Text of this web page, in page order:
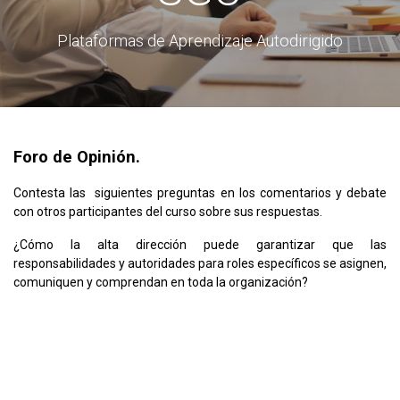
Plataformas de Aprendizaje Autodirigido
Foro de Opinión.
Contesta las siguientes preguntas en los comentarios y debate
con otros participantes del curso sobre sus respuestas.
¿Cómo la alta dirección puede garantizar que las
responsabilidades y autoridades para roles específicos se asignen,
comuniquen y comprendan en toda la organización?